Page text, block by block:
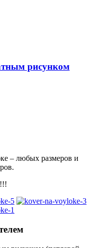
рисунком
– любых размеров и